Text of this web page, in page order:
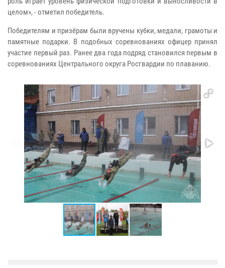
целом», - отметил победитель.
Победителям и призёрам были вручены кубки, медали, грамоты и
памятные подарки. В подобных соревнованиях офицер принял
участие первый раз. Ранее два года подряд становился первым в
соревнованиях Центрального округа Росгвардии по плаванию.